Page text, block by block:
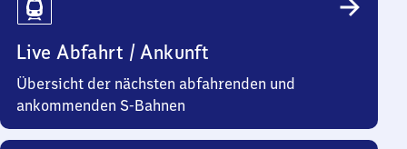
Live Abfahrt / Ankunft
Übersicht der nächsten abfahrenden und
ankommenden S-Bahnen